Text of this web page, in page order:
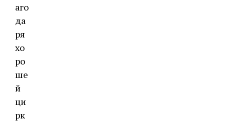
аго
да
ря
хо
ро
ше
й
ци
рк